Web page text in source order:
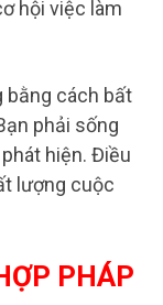
hội việc làm
bằng cách bất
phải sống
hiện. Điều
lượng cuộc
PHÁP